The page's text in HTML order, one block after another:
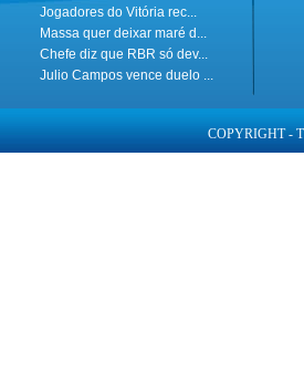
Jogadores do Vitória rec...
Massa quer deixar maré d...
Chefe diz que RBR só dev...
Julio Campos vence duelo ...
COPYRIGHT -